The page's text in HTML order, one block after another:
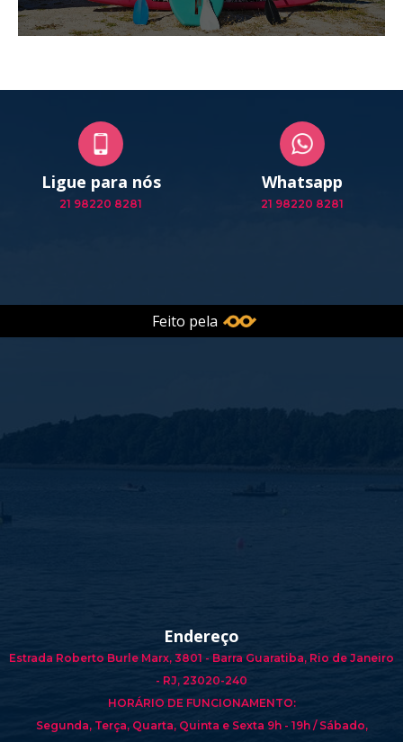
Ligue para nós
21 98220 8281
Whatsapp
21 98220 8281
Feito pela
Endereço
Estrada Roberto Burle Marx, 3801 - Barra Guaratiba, Rio de Janeiro
- RJ, 23020-240
HORÁRIO DE FUNCIONAMENTO:
Segunda, Terça, Quarta, Quinta e Sexta 9h - 19h / Sábado,